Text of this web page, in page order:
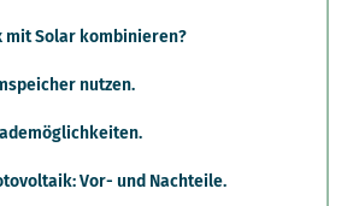
mit Solar kombinieren?
nutzen.
Vor- und Nachteile.